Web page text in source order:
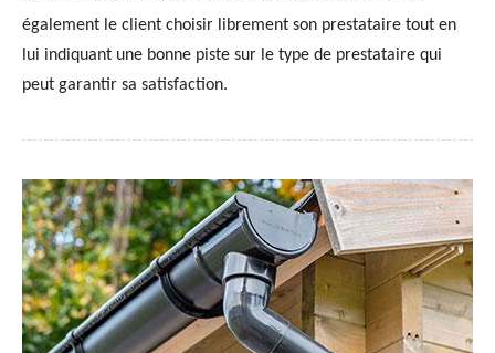
également le client choisir librement son prestataire tout en
lui indiquant une bonne piste sur le type de prestataire qui
peut garantir sa satisfaction.